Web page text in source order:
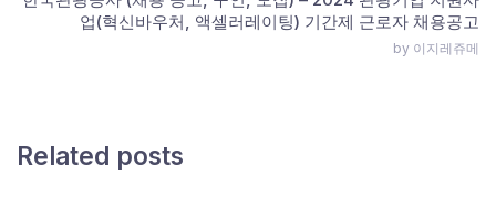
업(혁신바우처, 액셀러레이팅) 기간제 근로자 채용공고
by 이지레쥬메
Related posts